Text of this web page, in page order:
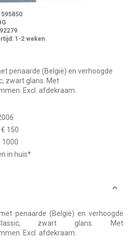
595850
1-2 weken
penaarde (België) en verhoogde
zwart glans. Met
Excl. afdekraam.
150
1000
in huis*
penaarde (België) en verhoogde
zwart glans. Met
Excl. afdekraam.